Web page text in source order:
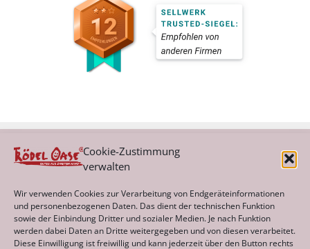
Cookie-Zustimmung
verwalten
Wir verwenden Cookies zur Verarbeitung von Endgeräteinformationen
und personenbezogenen Daten. Das dient der technischen Funktion
sowie der Einbindung Dritter und sozialer Medien. Je nach Funktion
werden dabei Daten an Dritte weitergegeben und von diesen verarbeitet.
Diese Einwilligung ist freiwillig und kann jederzeit über den Button rechts
Archiv